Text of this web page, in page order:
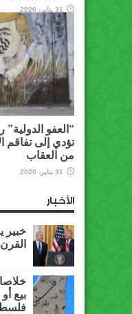
31 يناير، 2020
“العفو
تؤدي إلى تفاقم
من العقاب
31 يناير، 2020
الأخبار
خبير
بيع